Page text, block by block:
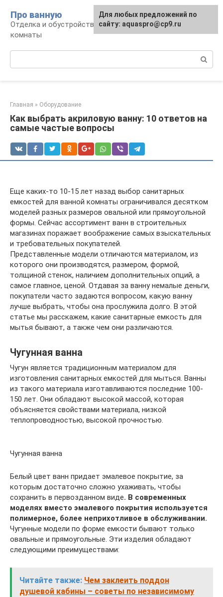
контенту
Про ванную
Отделка и обустройство современной ванной
комнаты
Главная » Оборудование
Как выбрать акриловую ванну: 10 ответов на
самые частые вопросы
Еще каких-то 10-15 лет назад выбор санитарных
емкостей для ванной комнаты ограничивался десятком
моделей разных размеров овальной или прямоугольной
формы. Сейчас ассортимент ванн в строительных
магазинах поражает воображение самых взыскательных
и требовательных покупателей.
Представленные модели отличаются материалом, из
которого они производятся, размером, формой,
толщиной стенок, наличием дополнительных опций, а
самое главное, ценой. Отдавая за ванну немалые деньги,
покупатели часто задаются вопросом, какую ванну
лучше выбрать, чтобы она прослужила долго. В этой
статье мы расскажем, какие санитарные емкость для
мытья бывают, а также чем они различаются.
Чугунная ванна
Чугун является традиционным материалом для
изготовления санитарных емкостей для мыться. Ванны
из такого материала изготавливаются последние 100-
150 лет. Они обладают высокой массой, которая
объясняется свойствами материала, низкой
теплопроводностью, высокой прочностью.
Чугунная ванна
Белый цвет ванн придает эмалевое покрытие, за
которым достаточно сложно ухаживать, чтобы
сохранить в первозданном виде. В современных
моделях вместо эмалевого покрытия используется
полимерное, более неприхотливое в обслуживании.
Чугунные модели по форме емкости бывают только
овальные и прямоугольные. Эти изделия обладают
следующими преимуществами:
Читайте также: Чем заклеить поддон
душевой кабины – советы по независимому
Для любых предложений по
сайту: aquaspro@cp9.ru